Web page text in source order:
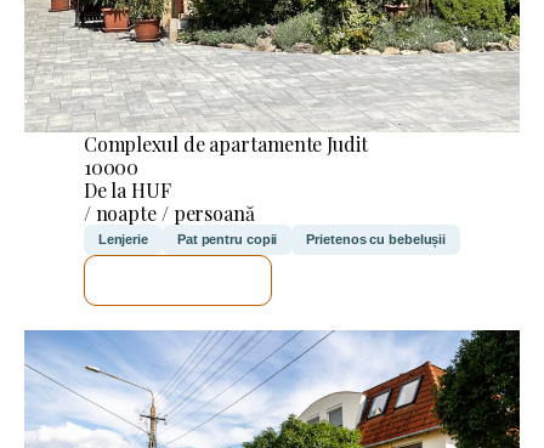
Complexul de apartamente Judit
10000
De la HUF
/ noapte / persoană
Lenjerie Pat pentru copii Prietenos cu bebelușii